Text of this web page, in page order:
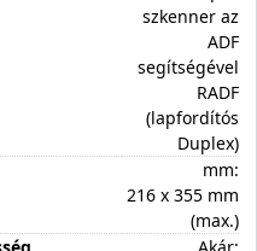
szkenner az
ADF
segítségével
RADF
(lapfordítós
Duplex)
mm:
216 x 355 mm
(max.)
Akár: